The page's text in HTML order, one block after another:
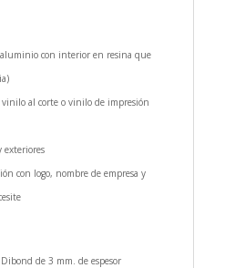
con interior en resina que
al corte o vinilo de impresión
exteriores
con logo, nombre de empresa y
de 3 mm. de espesor